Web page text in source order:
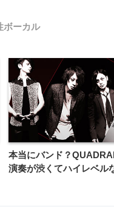
ボーカル
本当にバンド？
演奏が渋くてハイレベル